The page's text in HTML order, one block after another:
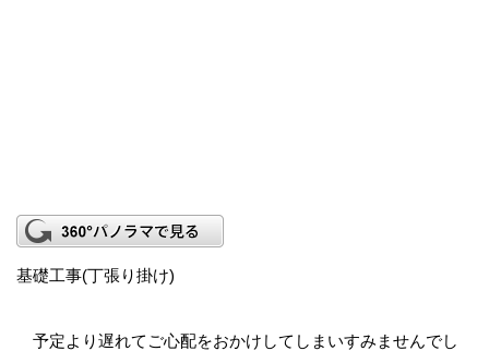
基礎工事(丁張り掛け)
予定より遅れてご心配をおかけしてしまいすみませんでし